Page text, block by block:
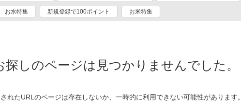
お水特集 新規登録で100ポイント お米特集
探しのページは見つかりませんでした。
れたURLのページは存在しないか、一時的に利用できない可能性があります。